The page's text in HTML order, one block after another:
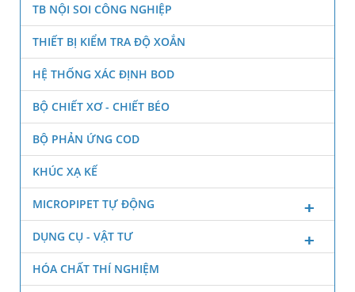
TB NỘI SOI CÔNG NGHIỆP
THIẾT BỊ KIỂM TRA ĐỘ XOẮN
HỆ THỐNG XÁC ĐỊNH BOD
BỘ CHIẾT XƠ - CHIẾT BÉO
BỘ PHẢN ỨNG COD
KHÚC XẠ KẾ
MICROPIPET TỰ ĐỘNG
DỤNG CỤ - VẬT TƯ
HÓA CHẤT THÍ NGHIỆM